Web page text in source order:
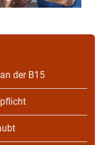
der B15